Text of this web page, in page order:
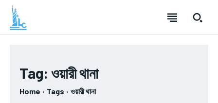
Tag: ওয়ারী থানা
Home Tags ওয়ারী থানা